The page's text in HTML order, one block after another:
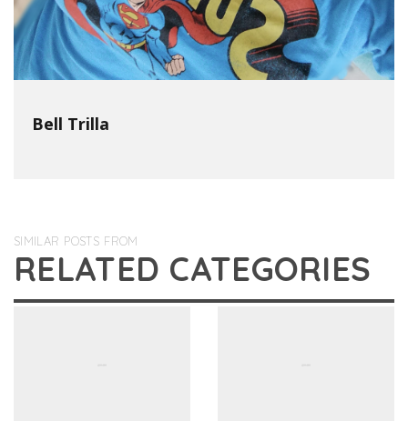
Bell Trilla
SIMILAR POSTS FROM
RELATED CATEGORIES